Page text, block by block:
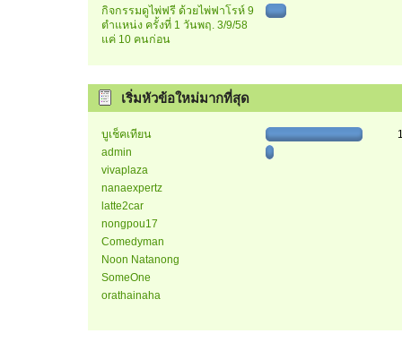
กิจกรรมดูไพ่ฟรี ด้วยไพ่ฟาโรห์ 9
ตำแหน่ง ครั้งที่ 1 วันพฤ. 3/9/58
แค่ 10 คนก่อน
เริ่มหัวข้อใหม่มากที่สุด
บูเช็คเทียน
admin
vivaplaza
nanaexpertz
latte2car
nongpou17
Comedyman
Noon Natanong
SomeOne
orathainaha